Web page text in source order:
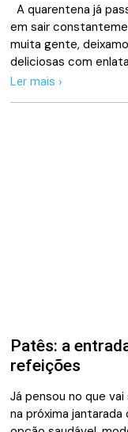
A quarentena já
em sair
muita gente,
deliciosas com
Ler mais ›
Patês: a
refeições
Já pensou no que
na próxima